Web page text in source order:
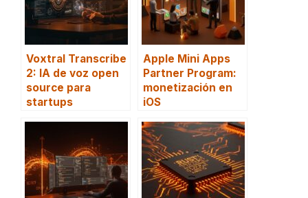
Voxtral Transcribe
2: IA de voz open
source para
startups
Apple Mini Apps
Partner Program:
monetización en
iOS